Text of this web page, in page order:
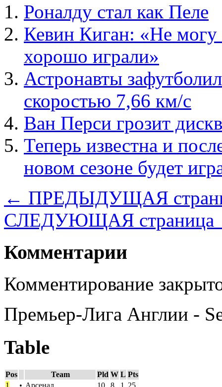
Роналду стал как Пеле
Кевин Киган: «Не могу
хорошо играли»
Астронавты
скоростью 7,66 км/с
Ван Перси грозит
Теперь известна и
новом сезоне будет
← ПРЕДЫДУЩАЯ
СЛЕДУЮЩАЯ
Комментарии
Комментирование
Премьер-Лига Англии -
Table
Pos Team Pld W L Pts
1
• Арсенал 10 8 1 25